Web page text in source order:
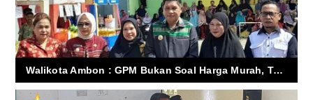
Walikota Ambon : GPM Bukan Soal Harga Murah, Tapi Langkah Konkrit Pemkot Ambon Kendali Inflasi